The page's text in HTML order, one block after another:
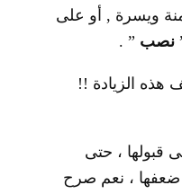
ويسرة , أو على
نصب ” .
هذه الزيادة !!
قبولها ، حتى
ضعفها ، نعم صرح